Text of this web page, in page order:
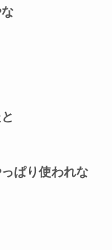
ぱり使われな